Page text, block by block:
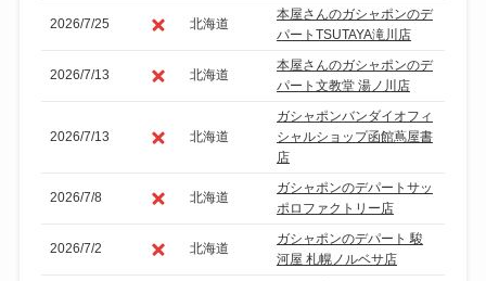
2026/7/25 北海道
本屋さんのガシャポンのデ
パートTSUTAYA滝川店
2026/7/13 北海道
本屋さんのガシャポンのデ
パート文教堂 湯ノ川店
2026/7/13 北海道
ガシャポンバンダイオフィ
シャルショップ函館蔦屋書
店
2026/7/8 北海道
ガシャポンのデパートサッ
ポロファクトリー店
2026/7/2 北海道
ガシャポンのデパート 駿
河屋 札幌ノルベサ店